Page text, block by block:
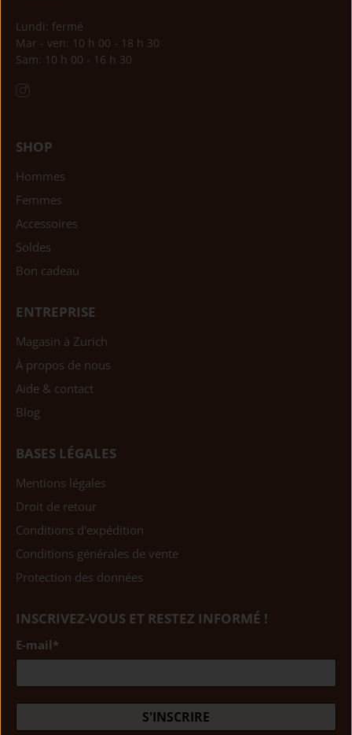
Lundi: fermé
Mar - ven: 10 h 00 - 18 h 30
Sam: 10 h 00 - 16 h 30
SHOP
Hommes
Femmes
Accessoires
Soldes
Bon cadeau
ENTREPRISE
Magasin à Zurich
À propos de nous
Aide & contact
Blog
BASES LÉGALES
Mentions légales
Droit de retour
Conditions d'expédition
Conditions générales de vente
Protection des données
INSCRIVEZ-VOUS ET RESTEZ INFORMÉ !
E-mail*
S'INSCRIRE